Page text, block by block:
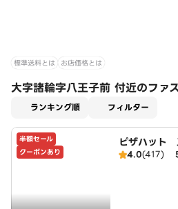
標準送料とは お店価格とは
大字諸輪字八王子前 付近のファ
ランキング順 フィルター
半額セール
クーポンあり
ピザハッ
4.0(417)